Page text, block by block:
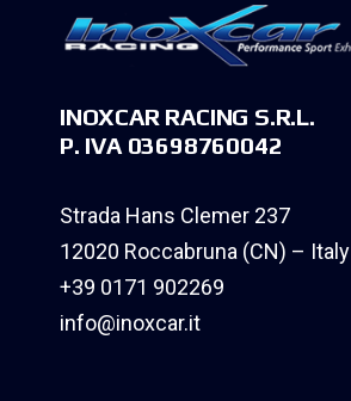
INOXCAR RACING S.R.L.
P. IVA 03698760042
Strada Hans Clemer 237
12020 Roccabruna (CN) – Italy
+39 0171 902269
info@inoxcar.it